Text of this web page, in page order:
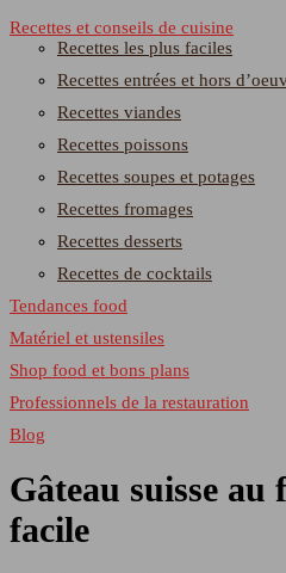
Recettes et conseils de cuisine
Recettes les plus faciles
Recettes entrées et hors
Recettes viandes
Recettes poissons
Recettes soupes et potages
Recettes fromages
Recettes desserts
Recettes de cocktails
Tendances food
Matériel et ustensiles
Shop food et bons plans
Professionnels de la restauration
Blog
Gâteau suisse au
facile